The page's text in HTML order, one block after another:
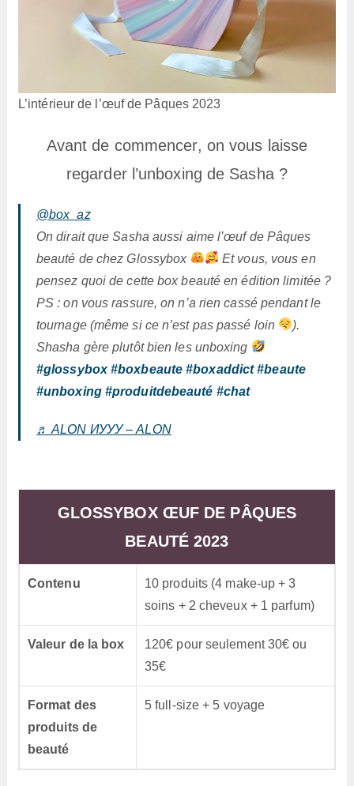
L’intérieur de l’œuf de Pâques 2023
Avant de commencer, on vous laisse
regarder l’unboxing de Sasha ?
@box_az
On dirait que Sasha aussi aime l’œuf de Pâques
beauté de chez Glossybox
Et vous, vous en
pensez quoi de cette box beauté en édition limitée ?
PS : on vous rassure, on n’a rien cassé pendant le
tournage (même si ce n’est pas passé loin
).
Shasha gère plutôt bien les unboxing
#glossybox #boxbeaute #boxaddict #beaute
#unboxing #produitdebeauté #chat
♬ ALON ИУУУ – ALON
GLOSSYBOX ŒUF DE PÂQUES
BEAUTÉ 2023
Contenu
10 produits (4 make-up + 3
soins + 2 cheveux + 1 parfum)
Valeur de la box
120€ pour seulement 30€ ou
35€
Format des
produits de
beauté
5 full-size + 5 voyage